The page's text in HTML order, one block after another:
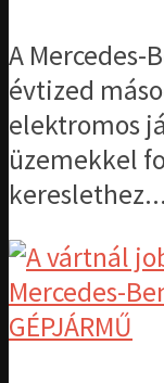
A Mercedes-
évtized
elektromos
üzemekkel
kereslethez...
GÉPJÁRMŰ